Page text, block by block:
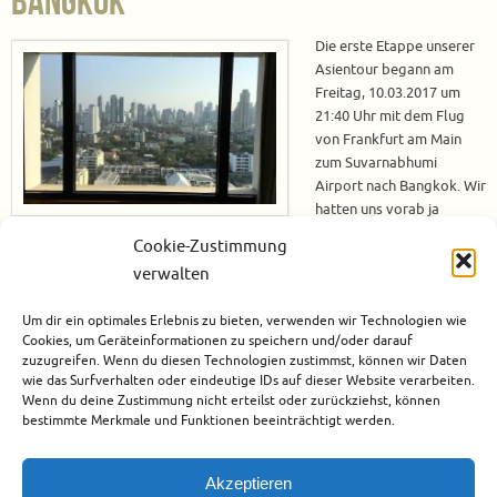
Cookie-Zustimmung
verwalten
Um dir ein optimales Erlebnis zu bieten, verwenden wir Technologien wie
Cookies, um Geräteinformationen zu speichern und/oder darauf
zuzugreifen. Wenn du diesen Technologien zustimmst, können wir Daten
wie das Surfverhalten oder eindeutige IDs auf dieser Website verarbeiten.
Wenn du deine Zustimmung nicht erteilst oder zurückziehst, können
bestimmte Merkmale und Funktionen beeinträchtigt werden.
Akzeptieren
Die erste Etappe unserer
Asientour begann am
Freitag, 10.03.2017 um
21:40 Uhr mit dem Flug
von Frankfurt am Main
zum Suvarnabhumi
Airport nach Bangkok. Wir
hatten uns vorab ja
etwas mehr Geld in die Hand zu nehmen und in der Premium Economy zu
fliegen, damit wir auf dem langen Flug gemütlich sitzen und vielleicht
nicht so…
Weiterlesen
April 4, 2017 Asien,Thailand 0